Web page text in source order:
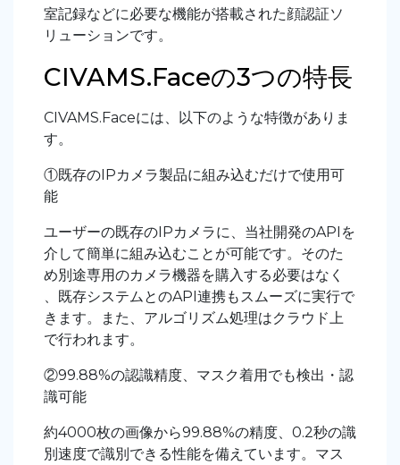
室記録などに必要な機能が搭載された顔認証ソ
リューションです。
CIVAMS.Faceの3つの特長
CIVAMS.Faceには、以下のような特徴がありま
す。
①既存のIPカメラ製品に組み込むだけで使用可
能
ユーザーの既存のIPカメラに、当社開発のAPIを
介して簡単に組み込むことが可能です。そのた
め別途専用のカメラ機器を購入する必要はなく
、既存システムとのAPI連携もスムーズに実行で
きます。また、アルゴリズム処理はクラウド上
で行われます。
②99.88%の認識精度、マスク着用でも検出・認
識可能
約4000枚の画像から99.88%の精度、0.2秒の識
別速度で識別できる性能を備えています。マス